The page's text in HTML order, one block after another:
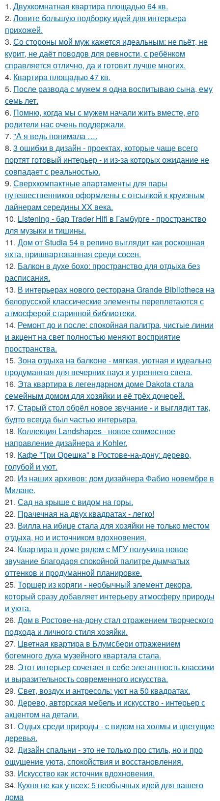
1. Двухкомнатная квартира площадью 64 кв.
2. Ловите большую подборку идей для интерьера
прихожей.
3. Со стороны мой муж кажется идеальным: не пьёт, не
курит, не даёт поводов для ревности, с ребёнком
справляется отлично, да и готовит лучше многих.
4. Квартира площадью 47 кв.
5. После развода с мужем я одна воспитываю сына, ему
семь лет.
6. Помню, когда мы с мужем начали жить вместе, его
родители нас очень поддержали.
7. "А я ведь понимала ….
8. 3 ошибки в дизайн - проектах, которые чаще всего
портят готовый интерьер - и из-за которых ожидание не
совпадает с реальностью.
9. Сверхкомпактные апартаменты для пары
путешественников оформлены с отсылкой к круизным
лайнерам середины XX века.
10. Listening - бар Trader Hifi в Гамбурге - пространство
для музыки и тишины.
11. Дом от Studia 54 в репино выглядит как роскошная
яхта, пришвартованная среди сосен.
12. Балкон в духе бохо: пространство для отдыха без
расписания.
13. В интерьерах нового ресторана Grande Bibliotheca на
белорусской классические элементы переплетаются с
атмосферой старинной библиотеки.
14. Ремонт до и после: спокойная палитра, чистые линии
и акцент на свет полностью меняют восприятие
пространства.
15. Зона отдыха на балконе - мягкая, уютная и идеально
продуманная для вечерних пауз и утреннего света.
16. Эта квартира в легендарном доме Dakota стала
семейным домом для хозяйки и её трёх дочерей.
17. Старый стол обрёл новое звучание - и выглядит так,
будто всегда был частью интерьера.
18. Коллекция Landshapes - новое совместное
направление дизайнера и Kohler.
19. Кафе "Три Орешка" в Ростове-на-дону: дерево,
голубой и уют.
20. Из наших архивов: дом дизайнера Фабио новембре в
Милане.
21. Сад на крыше с видом на горы.
22. Прачечная на двух квадратах - легко!
23. Вилла на ибице стала для хозяйки не только местом
отдыха, но и источником вдохновения.
24. Квартира в доме рядом с МГУ получила новое
звучание благодаря спокойной палитре дымчатых
оттенков и продуманной планировке.
25. Торшер из коряги - необычный элемент декора,
который сразу добавляет интерьеру атмосферу природы
и уюта.
26. Дом в Ростове-на-дону стал отражением творческого
подхода и личного стиля хозяйки.
27. Цветная квартира в Блумсбери отражением
богемного духа музейного квартала стала.
28. Этот интерьер сочетает в себе элегантность классики
и выразительность современного искусства.
29. Свет, воздух и антресоль: уют на 50 квадратах.
30. Дерево, авторская мебель и искусство - интерьер с
акцентом на детали.
31. Отдых среди природы - с видом на холмы и цветущие
деревья.
32. Дизайн спальни - это не только про стиль, но и про
ощущение уюта, спокойствия и восстановления.
33. Искусство как источник вдохновения.
34. Кухня не как у всех: 5 необычных идей для вашего
дома